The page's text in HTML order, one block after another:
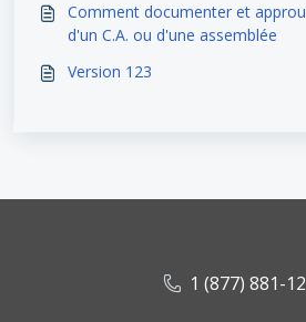
Comment documenter et
d'un C.A. ou d'une assemblée
Version 123
1 (877) 881-